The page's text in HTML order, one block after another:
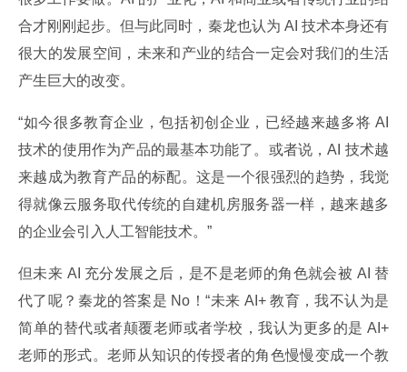
合才刚刚起步。但与此同时，秦龙也认为 AI 技术本身还有
很大的发展空间，未来和产业的结合一定会对我们的生活
产生巨大的改变。
“如今很多教育企业，包括初创企业，已经越来越多将 AI
技术的使用作为产品的最基本功能了。或者说，AI 技术越
来越成为教育产品的标配。这是一个很强烈的趋势，我觉
得就像云服务取代传统的自建机房服务器一样，越来越多
的企业会引入人工智能技术。”
但未来 AI 充分发展之后，是不是老师的角色就会被 AI 替
代了呢？秦龙的答案是 No！“未来 AI+ 教育，我不认为是
简单的替代或者颠覆老师或者学校，我认为更多的是 AI+
老师的形式。老师从知识的传授者的角色慢慢变成一个教